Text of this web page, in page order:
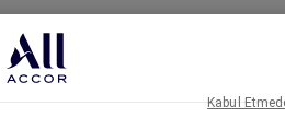
Kabul